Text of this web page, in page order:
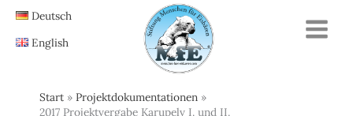
Zum
Inhalt
Deutsch
English
Start
Projektdokumentationen
2017 Projektvergabe Karupelv I. und II.